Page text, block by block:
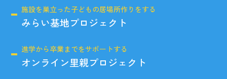
施設を巣立った子どもの居場所作りをする
みらい基地プロジェクト
進学から卒業までをサポートする
オンライン里親プロジェクト